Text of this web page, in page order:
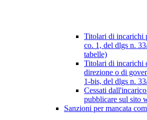
Titolari di incarichi
co. 1, del dlgs n.
tabelle)
Titolari di incarichi
direzione o di
1-bis, del dlgs n.
Cessati
pubblicare sul sito
Sanzioni per mancata